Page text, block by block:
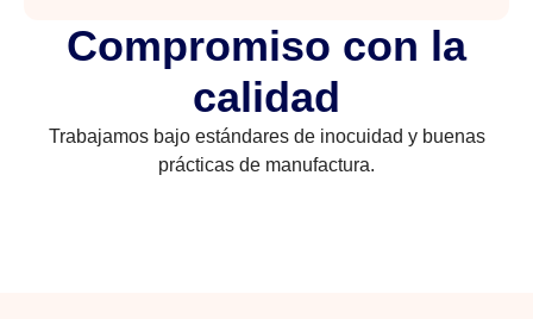
Compromiso con la
calidad
Trabajamos bajo estándares de inocuidad y buenas
prácticas de manufactura.